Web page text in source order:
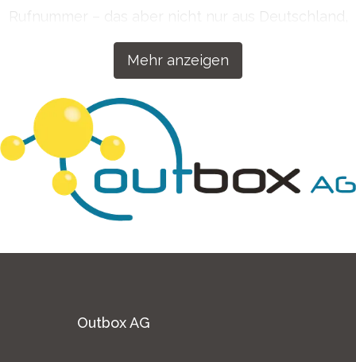
Mehr anzeigen
Rufnummer – das aber nicht nur aus Deutschland,
sondern auf Wunsch auch aus über 50 Ländern
weltweit. Getreu dem Motto „Wenn wir etwas
unsere Kommunikationslösungen für Ihren Erfolg
konzipiert.
Outbox AG